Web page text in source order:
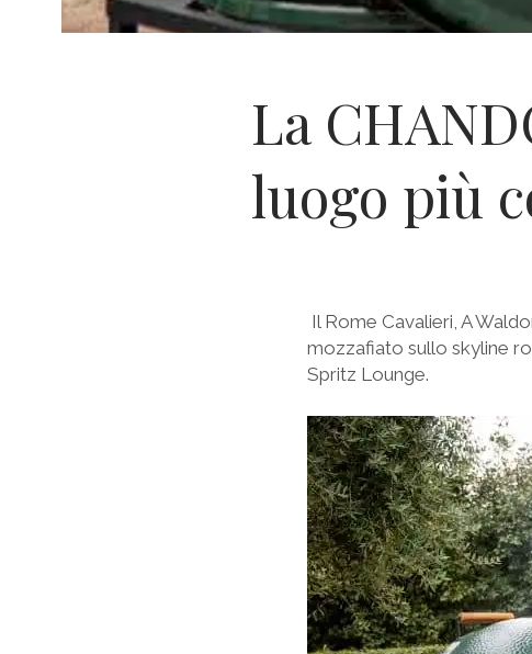
La
luogo più
Il Rome Cavalieri, A
mozzafiato sullo skyline
Spritz Lounge.